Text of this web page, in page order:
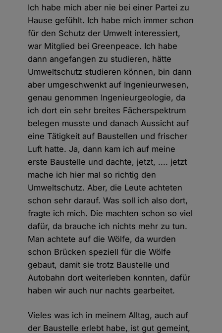
Ich habe mich aber nie bei einer Partei zu
Hause gefühlt. Ich habe mich immer schon
für den Schutz der Umwelt interessiert,
war Mitglied bei Greenpeace. Ich habe
dann angefangen zu studieren, hätte
Umweltschutz studieren können, bin dann
aber umgeschwenkt auf Ingenieurwesen,
genau genommen Ingenieurgeologie, da
ich dort ein sehr breites Fächerspektrum
belegen musste und danach Aussicht auf
eine Tätigkeit auf Baustellen und frischer
Luft hatte. Ja, dann kam ich auf meine
erste Baustelle und dachte, jetzt, .... jetzt
mache ich hier mal so richtig den
Umweltschutz. Aber, die Leute achteten
schon sehr darauf. Was soll ich also dort,
fragte ich mich. Die machten schon so viel
dafür, da brauche ich nichts mehr zu tun.
Man achtete auf die Wölfe, da wurden
schon Brücken speziell für die Wölfe
gebaut, damit sie trotz Baustelle und
Autobahn dort weiterleben konnten, dafür
haben wir auch nur nachts gearbeitet.
Vieles was ich in meinem Alltag, auch auf
der Baustelle erlebt habe, ist gut gemeint,